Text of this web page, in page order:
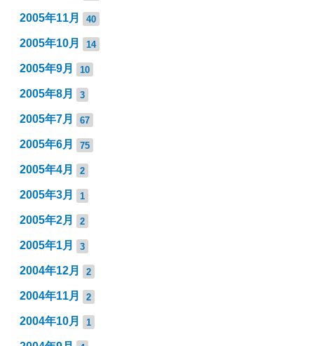
2005年11月 40
2005年10月 14
2005年9月 10
2005年8月 3
2005年7月 67
2005年6月 75
2005年4月 2
2005年3月 1
2005年2月 2
2005年1月 3
2004年12月 2
2004年11月 2
2004年10月 1